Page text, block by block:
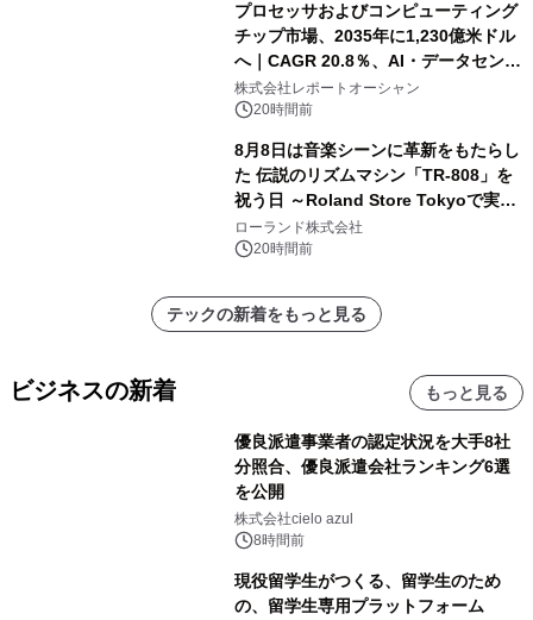
プロセッサおよびコンピューティング
チップ市場、2035年に1,230億米ドル
へ｜CAGR 20.8％、AI・データセンタ
ー需要が成長を牽引
株式会社レポートオーシャン
20時間前
8月8日は音楽シーンに革新をもたらし
た 伝説のリズムマシン「TR-808」を
祝う日 ～Roland Store Tokyoで実機
を展示しての 記念キャンペーンを開
催 英国ラジオ「NTS」の 特別プログ
アーティストを フィーチャーしたアニ
メーションを公開～
ローランド株式会社
20時間前
テックの新着をもっと見る
ビジネスの新着 もっと見る
優良派遣事業者の認定状況を大手8社
分照合、優良派遣会社ランキング6選
を公開
株式会社cielo azul
8時間前
現役留学生がつくる、留学生のため
の、留学生専用プラットフォーム